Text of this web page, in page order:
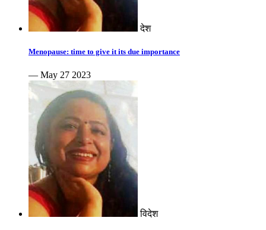
देश
Menopause: time to give it its due importance
— May 27 2023
विदेश